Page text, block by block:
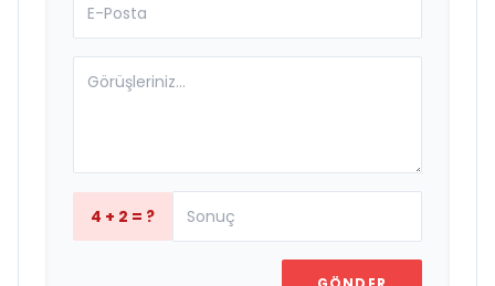
4 + 2 = ?